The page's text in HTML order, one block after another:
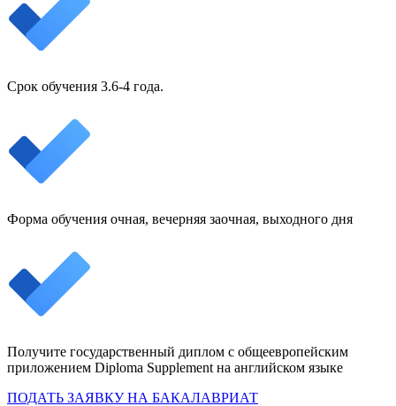
Срок обучения 3.6-4 года.
Форма обучения очная, вечерняя заочная, выходного дня
Получите государственный диплом с общеевропейским
приложением Diploma Supplement на английском языке
ПОДАТЬ ЗАЯВКУ НА БАКАЛАВРИАТ